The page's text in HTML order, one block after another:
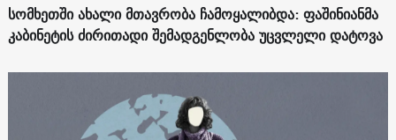
სომხეთში ახალი მთავრობა ჩამოყალიბდა: ფაშინიანმა
კაბინეტის ძირითადი შემადგენლობა უცვლელი დატოვა